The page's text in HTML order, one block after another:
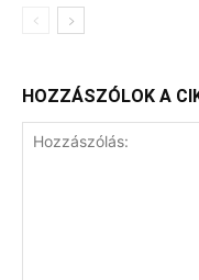
HOZZÁSZÓLOK A